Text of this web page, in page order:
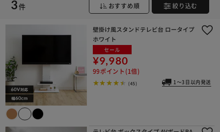
3件 おすすめ順 絞り込む
壁掛け風スタンドテレビ台 ロータイプ
ホワイト
セール
¥9,980
99ポイント(1倍)
(45) 1～3日以内発送